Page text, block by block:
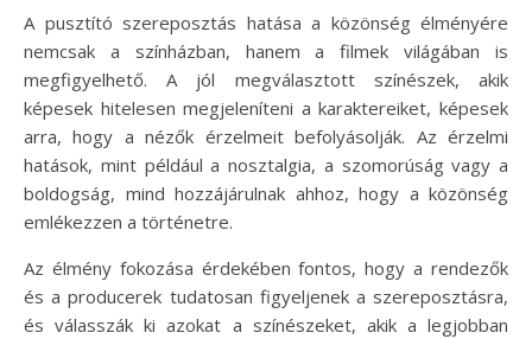
A pusztító szereposztás hatása a közönség élményére
nemcsak a színházban, hanem a filmek világában is
megfigyelhető. A jól megválasztott színészek, akik
képesek hitelesen megjeleníteni a karaktereiket, képesek
arra, hogy a nézők érzelmeit befolyásolják. Az érzelmi
hatások, mint például a nosztalgia, a szomorúság vagy a
boldogság, mind hozzájárulnak ahhoz, hogy a közönség
emlékezzen a történetre.
Az élmény fokozása érdekében fontos, hogy a rendezők
és a producerek tudatosan figyeljenek a szereposztásra,
és válasszák ki azokat a színészeket, akik a legjobban